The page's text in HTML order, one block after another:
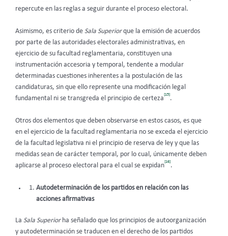
repercute en las reglas a seguir durante el proceso electoral.
Asimismo, es criterio de Sala Superiorque la emisión de acuerdos
por parte de las autoridades electorales administrativas, en
ejercicio de su facultad reglamentaria, constituyen una
instrumentación accesoria y temporal, tendente a modular
determinadas cuestiones inherentes a la postulación de las
candidaturas, sin que ello represente una modificación legal
fundamental ni se transgreda el principio de certeza
[15]
.
Otros dos elementos que deben observarse en estos casos, es que
en el ejercicio de la facultad reglamentaria no se exceda el ejercicio
de la facultad legislativa ni el principio de reserva de ley y que las
medidas sean de carácter temporal, por lo cual, únicamente deben
aplicarse al proceso electoral para el cual se expidan
[16]
.
Autodeterminación de los partidos en relación con las
acciones afirmativas
La Sala Superiorha señalado que los principios de autoorganización
y autodeterminación se traducen en el derecho de los partidos